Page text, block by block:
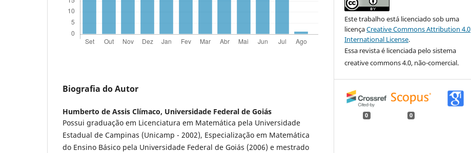
Biografia do Autor
Humberto de Assis Clímaco, Universidade Federal de Goiás
Possui graduação em Licenciatura em Matemática pela Universidade
Estadual de Campinas (Unicamp - 2002), Especialização em Matemática
do Ensino Básico pela Universidade Federal de Goiás (2006) e mestrado
Este trabalho está licenciado sob uma
licençaCreative Commons Attribution 4.0
International License.
Essa revista é licenciada pelo sistema
creative commons 4.0, não-comercial.
0 0